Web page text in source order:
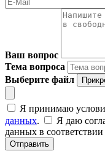
Ваш вопрос
Тема вопроса
Выберите файл
Я принимаю
данных.
Я даю
данных в
Отправить